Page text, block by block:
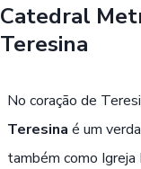
Catedral
Teresina
No coração de
Teresina é um
também como